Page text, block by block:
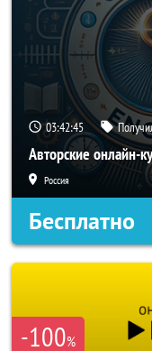
03:42:42
Авторские онлайн-
Россия
Бесплатно
-100%